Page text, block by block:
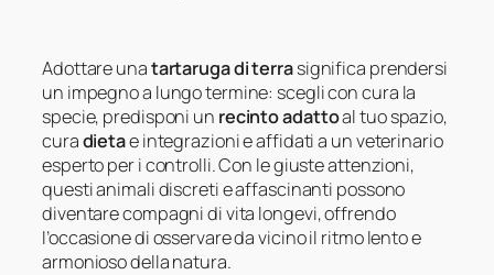
Adottare unatartaruga di terrasignifica prendersi
un impegno a lungo termine: scegli con cura la
specie, predisponi un recinto adattoal tuo spazio,
curadietae integrazioni e affidati a un veterinario
esperto per i controlli. Con le giuste attenzioni,
questi animali discreti e affascinanti possono
diventare compagni di vita longevi, offrendo
l’occasione di osservare da vicino il ritmo lento e
armonioso della natura.